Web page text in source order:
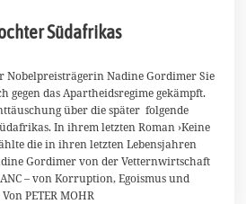
Südafrikas
Nobelpreisträgerin Nadine Gordimer Sie
das Apartheidsregime gekämpft.
über die später folgende
In ihrem letzten Roman ›Keine
die in ihren letzten Lebensjahren
Gordimer von der Vetternwirtschaft
– von Korruption, Egoismus und
PETER MOHR